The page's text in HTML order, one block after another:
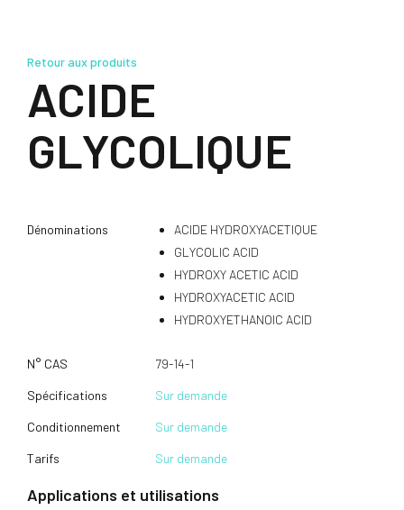
Retour aux produits
ACIDE
GLYCOLIQUE
Dénominations
ACIDE HYDROXYACETIQUE
GLYCOLIC ACID
HYDROXY ACETIC ACID
HYDROXYACETIC ACID
HYDROXYETHANOIC ACID
N° CAS 79-14-1
Spécifications Sur demande
Conditionnement Sur demande
Tarifs Sur demande
Applications et utilisations